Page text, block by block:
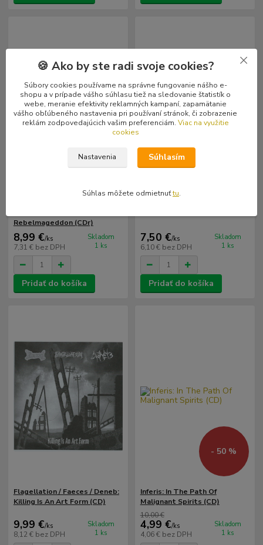
Rebelmageddon (CDr)
8,99 €/ks
7,31 € bez DPH
Skladom
1 ks
Pridať do košíka
7,50 €/ks
6,10 € bez DPH
Skladom
1 ks
Pridať do košíka
Flagellation / Faeces / Deneb:
Killing Is An Art Form (CD)
9,99 €/ks
8,12 € bez DPH
Skladom
1 ks
- 50 %
Inferis: In The Path Of
Malignant Spirits (CD)
10,00 €
4,99 €/ks
4,06 € bez DPH
Skladom
1 ks
🍪 Ako by ste radi svoje cookies?
Súbory cookies používame na správne fungovanie nášho e-
shopu a v prípade vášho súhlasu tiež na sledovanie štatistík o
webe, meranie efektivity reklamných kampaní, zapamätanie
vášho obľúbeného nastavenia pri používaní stránok, či zobrazenie
reklám zodpovedajúcich vašim preferenciám. Viac na využitie
cookies
Nastavenia Súhlasím
Súhlas môžete odmietnuťtu.